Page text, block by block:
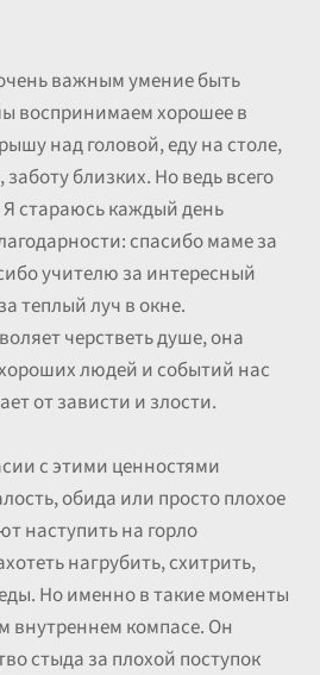
важным умение быть
воспринимаем хорошее в
над головой, еду на столе,
близких. Но ведь всего
Я стараюсь каждый день
спасибо маме за
учителю за интересный
теплый луч в окне.
черстветь душе, она
людей и событий нас
от зависти и злости.
с этими ценностями
обида или просто плохое
наступить на горло
нагрубить, схитрить,
Но именно в такие моменты
внутреннем компасе. Он
стыда за плохой поступок